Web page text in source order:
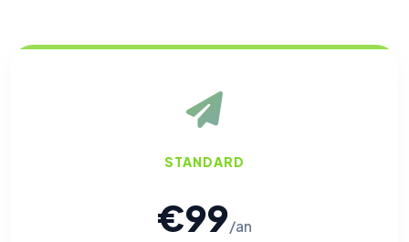
STANDARD
€99/an